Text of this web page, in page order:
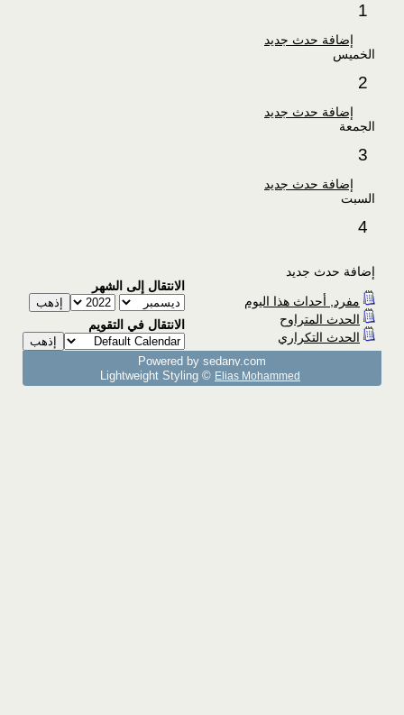
1
إضافة حدث جديد
الخميس
2
إضافة حدث جديد
الجمعة
3
إضافة حدث جديد
السبت
4
إضافة حدث جديد
مفرد, أحداث هذا اليوم
الحدث المتراوح
الحدث التكراري
الانتقال إلى الشهر
الانتقال في التقويم
Powered by sedany.com
Lightweight Styling © Elias Mohammed